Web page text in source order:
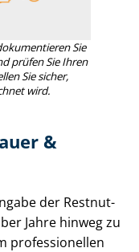
Sie
prüfen Sie Ihren
Sie sicher,
wird.
&
der Rest­nut­
Jahre hinweg zu
professionellen